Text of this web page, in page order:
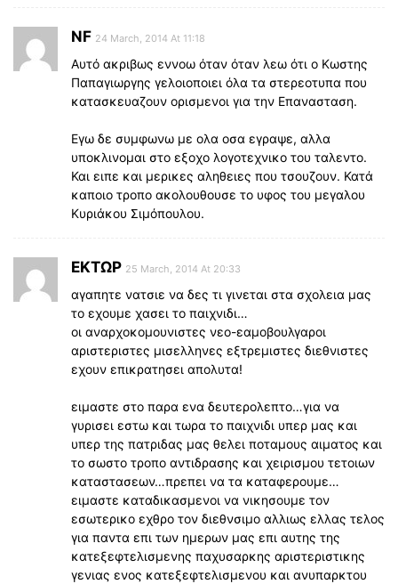
NF 24 March, 2014 At 11:18
Αυτό ακριβως εννοω όταν όταν λεω ότι ο Κωστης
Παπαγιωργης γελοιοποιει όλα τα στερεοτυπα που
κατασκευαζουν ορισμενοι για την Επανασταση.
Εγω δε συμφωνω με ολα οσα εγραψε, αλλα
υποκλινομαι στο εξοχο λογοτεχνικο του ταλεντο.
Και ειπε και μερικες αληθειες που τσουζουν. Κατά
καποιο τροπο ακολουθουσε το υφος του μεγαλου
Κυριάκου Σιμόπουλου.
ΕΚΤΩΡ 25 March, 2014 At 20:33
αγαπητε νατσιε να δες τι γινεται στα σχολεια μας
το εχουμε χασει το παιχνιδι…
οι αναρχοκομουνιστες νεο-εαμοβουλγαροι
αριστεριστες μισελληνες εξτρεμιστες διεθνιστες
εχουν επικρατησει απολυτα!
ειμαστε στο παρα ενα δευτερολεπτο…για να
γυρισει εστω και τωρα το παιχνιδι υπερ μας και
υπερ της πατριδας μας θελει ποταμους αιματος και
το σωστο τροπο αντιδρασης και χειρισμου τετοιων
καταστασεων…πρεπει να τα καταφερουμε…
ειμαστε καταδικασμενοι να νικησουμε τον
εσωτερικο εχθρο τον διεθνσιμο αλλιως ελλας τελος
για παντα επι των ημερων μας επι αυτης της
κατεξεφτελισμενης παχυσαρκης αριστεριστικης
γενιας ενος κατεξεφτελισμενου και ανυπαρκτου